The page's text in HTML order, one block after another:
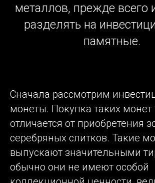
металлов, прежде всего
разделять на
памятные.
Сначала рассмотрим
монеты. Покупка таких
отличается от приобретения
серебряных слитков. Такие
выпускают значительными
обычно они не имеют особой